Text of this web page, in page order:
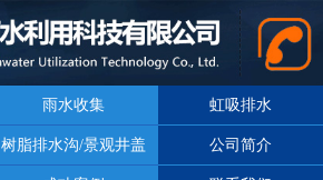
雨水收集 虹吸排水
树脂排水沟/景观井盖 公司简介